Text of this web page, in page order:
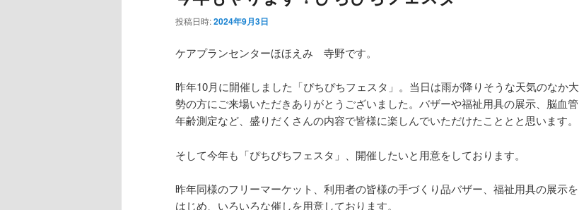
投稿日時:2024年9月3日
ケアプランセンターほほえみ 寺野です。
昨年10月に開催しました「ぴちぴちフェスタ」。当日は雨が降りそうな天気のなか大
勢の方にご来場いただきありがとうございました。バザーや福祉用具の展示、脳血管
年齢測定など、盛りだくさんの内容で皆様に楽しんでいただけたこととと思います。
そして今年も「ぴちぴちフェスタ」、開催したいと用意をしております。
昨年同様のフリーマーケット、利用者の皆様の手づくり品バザー、福祉用具の展示を
はじめ、いろいろな催しを用意しております。